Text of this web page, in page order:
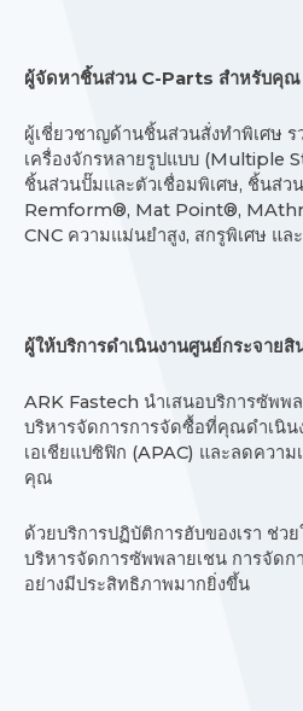
ผู้จัดหาชิ้นส่วน C-Parts สำหรับคุณ
ผู้เชี่ยวชาญด้านชิ้นส่วนสั่งทำพิเศษ ร
เครื่องจักรหลายรูปแบบ (Multiple
ชิ้นส่วนปั๊มและตัวเชื่อมพิเศษ, ชิ้นส่ว
Remform®, Mat Point®,
CNC ความแม่นยำสูง, สกรูพิเศษ แล
ผู้ให้บริการดำเนินงานศูนย์กระจายสิ
ARK Fastech นำเสนอบริการซัพพ
บริหารจัดการการจัดซื้อที่คุณดำเนิ
เอเชียแปซิฟิก (APAC) และลดความ
คุณ
ด้วยบริการปฏิบัติการฮับของเรา ช่ว
บริหารจัดการซัพพลายเชน การจัดก
อย่างมีประสิทธิภาพมากยิ่งขึ้น